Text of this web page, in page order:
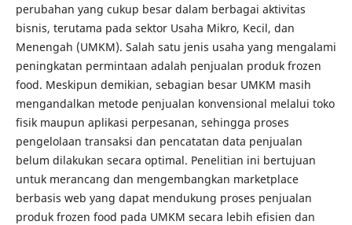
perubahan yang cukup besar dalam berbagai aktivitas
bisnis, terutama pada sektor Usaha Mikro, Kecil, dan
Menengah (UMKM). Salah satu jenis usaha yang mengalami
peningkatan permintaan adalah penjualan produk frozen
food. Meskipun demikian, sebagian besar UMKM masih
mengandalkan metode penjualan konvensional melalui toko
fisik maupun aplikasi perpesanan, sehingga proses
pengelolaan transaksi dan pencatatan data penjualan
belum dilakukan secara optimal. Penelitian ini bertujuan
untuk merancang dan mengembangkan marketplace
berbasis web yang dapat mendukung proses penjualan
produk frozen food pada UMKM secara lebih efisien dan